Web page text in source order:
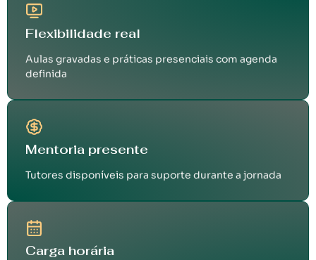
Flexibilidade real
Aulas gravadas e práticas presenciais com agenda
definida
Mentoria presente
Tutores disponíveis para suporte durante a jornada
Carga horária